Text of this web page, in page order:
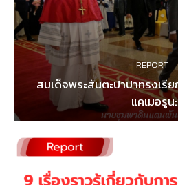
REPORT
สมเด็จพระสันตะปาปาทรงเรี
แคเมอรูน: